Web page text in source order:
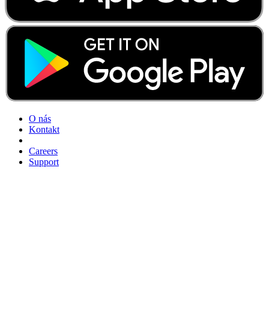
O nás
Kontakt
Careers
Support